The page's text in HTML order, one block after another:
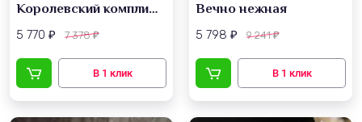
Королевский комплимент
5 770 ₽ 7 378₽
Вечно нежная
5 798 ₽ 9 241₽